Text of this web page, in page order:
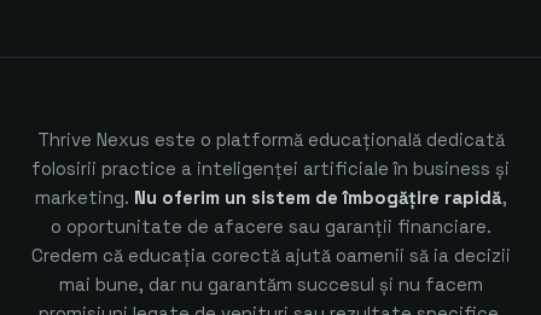
Thrive Nexus este o platformă educațională dedicată
folosirii practice a inteligenței artificiale în business și
marketing. Nu oferim un sistem de îmbogățire rapidă,
o oportunitate de afacere sau garanții financiare.
Credem că educația corectă ajută oamenii să ia decizii
mai bune, dar nu garantăm succesul și nu facem